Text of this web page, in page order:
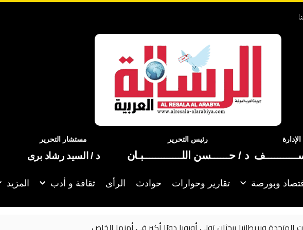
رئيس التحرير
د / حــــــسن اللـــــــــــــبـان
مستشار التحرير
د / السيد رشاد برى
وبورصة تقارير وحوارات حوادث الرأى ثقافة و أدب المزيد